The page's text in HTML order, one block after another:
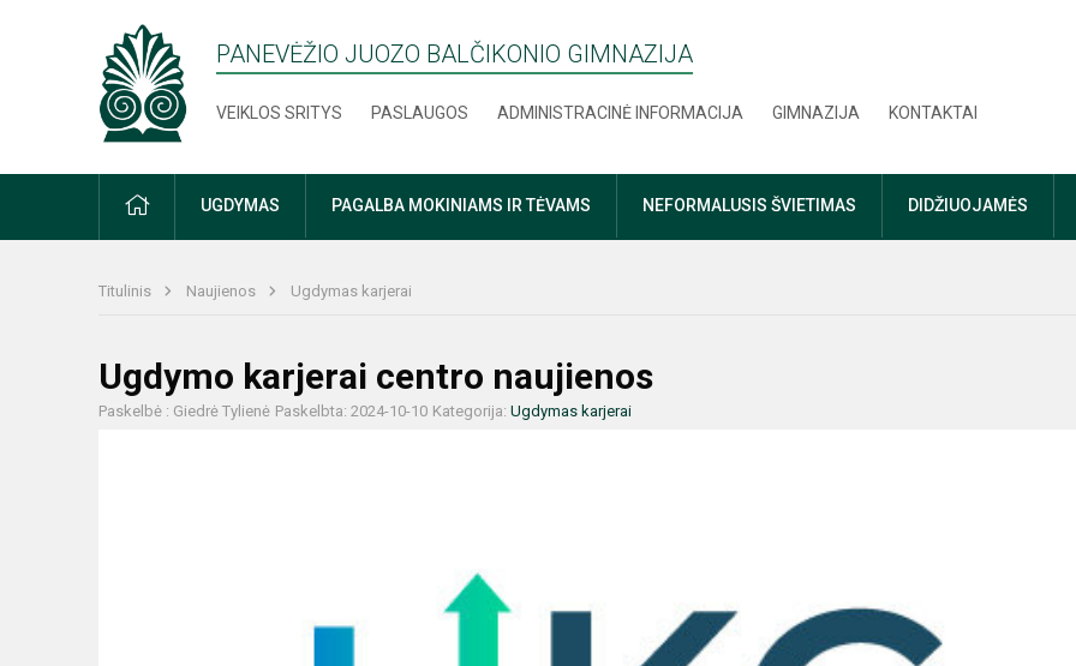
PANEVĖŽIO JUOZO BALČIKONIO GIMNAZIJA
VEIKLOS SRITYS PASLAUGOS ADMINISTRACINĖ INFORMACIJA GIMNAZIJA KONTAKTAI
PRADŽIAUGDYMAS PAGALBA MOKINIAMS IR TĖVAMS NEFORMALUSIS ŠVIETIMAS DIDŽIUOJAMĖS
Titulinis Naujienos Ugdymas karjerai
Ugdymo karjerai centro naujienos
Paskelbė : Giedrė Tylienė Paskelbta: 2024-10-10 Kategorija: Ugdymas karjerai